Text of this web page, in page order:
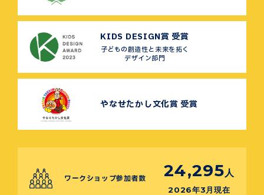
KIDS DESIGN賞 受賞
子どもの創造性と未来を拓く
デザイン部門
やなせたかし文化賞 受賞
ワークショップ参加者数 24,295 人
2026年3月現在